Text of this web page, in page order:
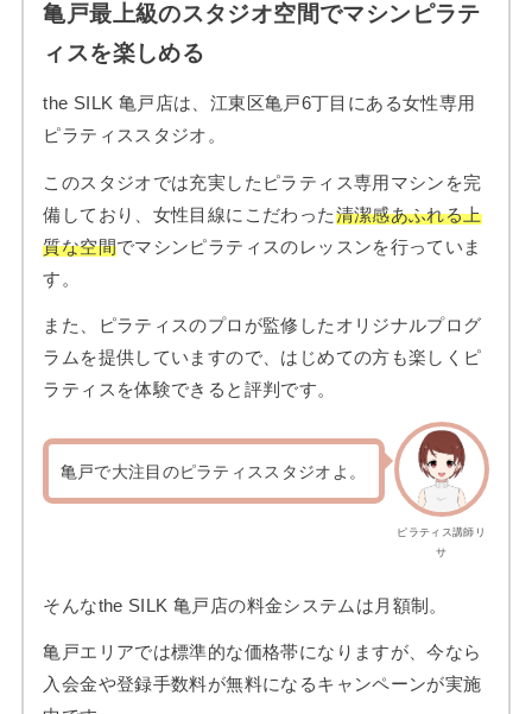
亀戸最上級のスタジオ空間でマシンピラテ
ィスを楽しめる
the SILK 亀戸店は、江東区亀戸6丁目にある女性専用
ピラティススタジオ。
このスタジオでは充実したピラティス専用マシンを完
備しており、女性目線にこだわった清潔感あふれる上
質な空間でマシンピラティスのレッスンを行っていま
す。
また、ピラティスのプロが監修したオリジナルプログ
ラムを提供していますので、はじめての方も楽しくピ
ラティスを体験できると評判です。
ピラティス講師リ
サ
亀戸で大注目のピラティススタジオよ。
そんなthe SILK 亀戸店の料金システムは月額制。
亀戸エリアでは標準的な価格帯になりますが、今なら
入会金や登録手数料が無料になるキャンペーンが実施